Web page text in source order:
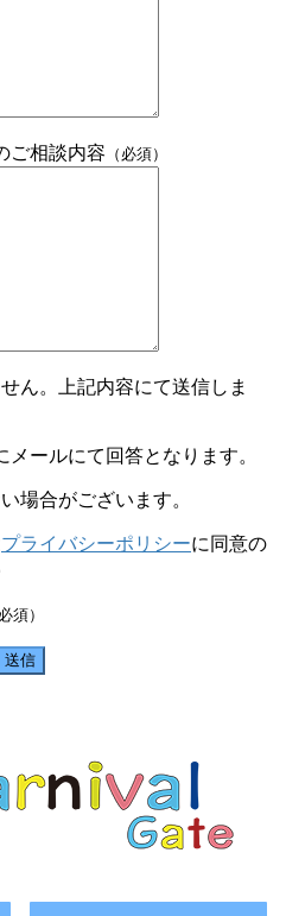
ご相談内容 （必須）
ん。上記内容にて送信しま
メールにて回答となります。
場合がございます。
プライバシーポリシーに同意の
須）